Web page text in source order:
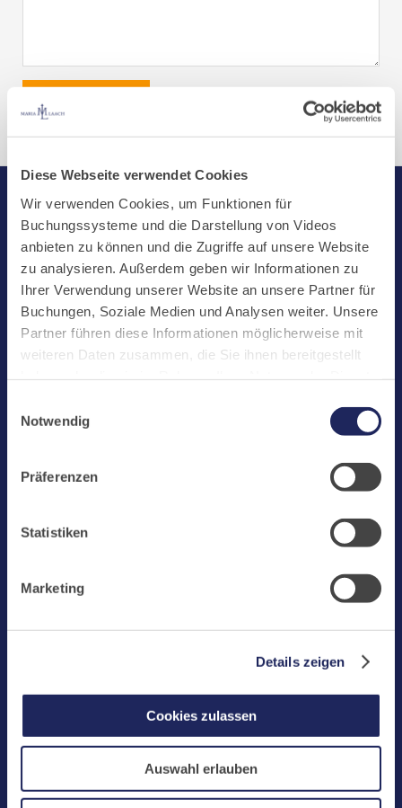
Diese Webseite verwendet Cookies
Wir verwenden Cookies, um Funktionen für
Buchungssysteme und die Darstellung von Videos
anbieten zu können und die Zugriffe auf unsere Website
zu analysieren. Außerdem geben wir Informationen zu
Ihrer Verwendung unserer Website an unsere Partner für
Buchungen, Soziale Medien und Analysen weiter. Unsere
Partner führen diese Informationen möglicherweise mit
weiteren Daten zusammen, die Sie ihnen bereitgestellt
challenges.cloudflare.com: Wir verwenden das online
Buchungssystem MEWS in unserem Hotel und unserem
übermittelt. Cookies von eu5.bookingkit.de: Wir
Buchungen von Bibliotheks- und Klosterführungen. Um
Buchungen durchführen zu können akzeptieren Sie bitte
Notwendig
Präferenzen
Statistiken
Marketing
Details zeigen
Cookies zulassen
Auswahl erlauben
Start
Aktuelles
Kloster
Klosterbetriebe
Spenden
Laacher See
Jobs
Fax: +49 (0) 2652 59-359
www.maria-laach.de